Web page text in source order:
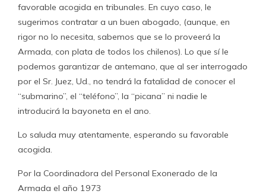
favorable acogida en tribunales. En cuyo caso, le
sugerimos contratar a un buen abogado, (aunque, en
rigor no lo necesita, sabemos que se lo proveerá la
Armada, con plata de todos los chilenos). Lo que sí le
podemos garantizar de antemano, que al ser interrogado
por el Sr. Juez, Ud., no tendrá la fatalidad de conocer el
“submarino”, el “teléfono”, la “picana” ni nadie le
introducirá la bayoneta en el ano.
Lo saluda muy atentamente, esperando su favorable
acogida.
Por la Coordinadora del Personal Exonerado de la
Armada el año 1973